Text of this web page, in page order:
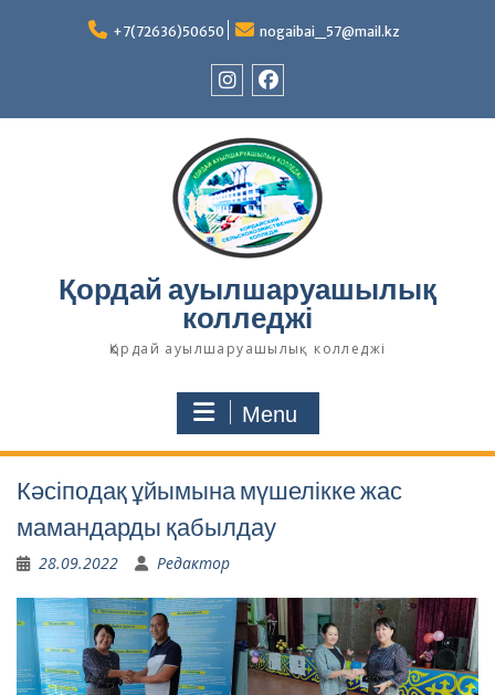
+7(72636)50650 nogaibai_57@mail.kz
Қордай ауылшаруашылық
колледжі
Қордай ауылшаруашылық колледжі
Menu
Кәсіподақ ұйымына мүшелікке жас
мамандарды қабылдау
28.09.2022 Редактор